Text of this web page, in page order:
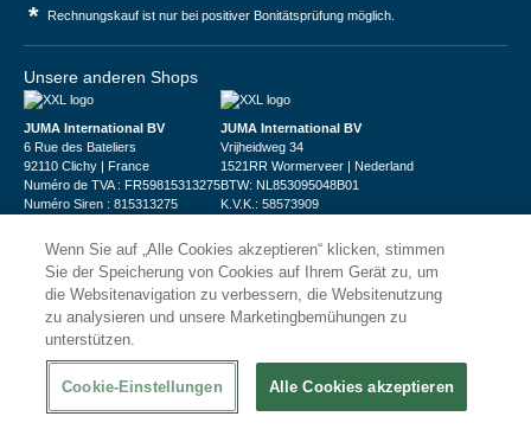
* Rechnungskauf ist nur bei positiver Bonitätsprüfung möglich.
Unsere anderen Shops
JUMA International BV
6 Rue des Bateliers
92110 Clichy | France
Numéro de TVA : FR59815313275
Numéro Siren : 815313275
JUMA International BV
Vrijheidweg 34
1521RR Wormerveer | Nederland
BTW: NL853095048B01
K.V.K.: 58573909
© 2026XXLgastro
Datenschutz Impressum
Wenn Sie auf „Alle Cookies akzeptieren“ klicken, stimmen
Sie der Speicherung von Cookies auf Ihrem Gerät zu, um
die Websitenavigation zu verbessern, die Websitenutzung
zu analysieren und unsere Marketingbemühungen zu
unterstützen.
Cookie-Einstellungen Alle Cookies akzeptieren